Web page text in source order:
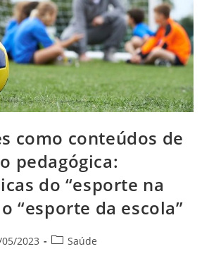
como conteúdos de
pedagógica:
do “esporte na
“esporte da escola”
2023 Saúde